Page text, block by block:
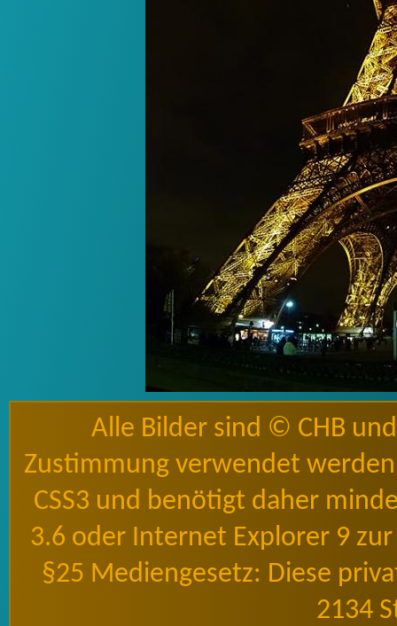
Alle Bilder sind © CHB
Zustimmung verwendet
CSS3 und benötigt daher
3.6 oder Internet Explorer 9
§25 Mediengesetz: Diese
2134